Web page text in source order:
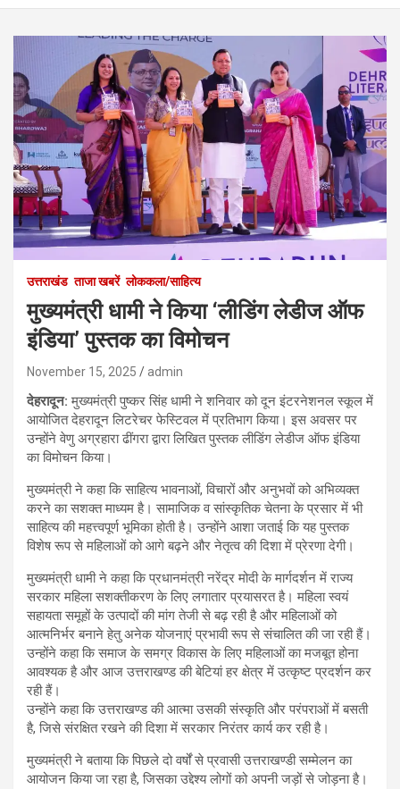
उत्तराखंड ताजा खबरें लोककला/साहित्य
मुख्यमंत्री धामी ने किया ‘लीडिंग लेडीज ऑफ
इंडिया’ पुस्तक का विमोचन
November 15, 2025 admin
देहरादून: मुख्यमंत्री पुष्कर सिंह धामी ने शनिवार को दून इंटरनेशनल स्कूल में
आयोजित देहरादून लिटरेचर फेस्टिवल में प्रतिभाग किया। इस अवसर पर
उन्होंने वेणु अग्रहारा ढींगरा द्वारा लिखित पुस्तक लीडिंग लेडीज ऑफ इंडिया
का विमोचन किया।
मुख्यमंत्री ने कहा कि साहित्य भावनाओं, विचारों और अनुभवों को अभिव्यक्त
करने का सशक्त माध्यम है। सामाजिक व सांस्कृतिक चेतना के प्रसार में भी
साहित्य की महत्त्वपूर्ण भूमिका होती है। उन्होंने आशा जताई कि यह पुस्तक
विशेष रूप से महिलाओं को आगे बढ़ने और नेतृत्व की दिशा में प्रेरणा देगी।
मुख्यमंत्री धामी ने कहा कि प्रधानमंत्री नरेंद्र मोदी के मार्गदर्शन में राज्य
सरकार महिला सशक्तीकरण के लिए लगातार प्रयासरत है। महिला स्वयं
सहायता समूहों के उत्पादों की मांग तेजी से बढ़ रही है और महिलाओं को
आत्मनिर्भर बनाने हेतु अनेक योजनाएं प्रभावी रूप से संचालित की जा रही हैं।
उन्होंने कहा कि समाज के समग्र विकास के लिए महिलाओं का मजबूत होना
आवश्यक है और आज उत्तराखण्ड की बेटियां हर क्षेत्र में उत्कृष्ट प्रदर्शन कर
रही हैं।
उन्होंने कहा कि उत्तराखण्ड की आत्मा उसकी संस्कृति और परंपराओं में बसती
है, जिसे संरक्षित रखने की दिशा में सरकार निरंतर कार्य कर रही है।
मुख्यमंत्री ने बताया कि पिछले दो वर्षों से प्रवासी उत्तराखण्डी सम्मेलन का
आयोजन किया जा रहा है, जिसका उद्देश्य लोगों को अपनी जड़ों से जोड़ना है।